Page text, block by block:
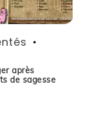
après
de sagesse